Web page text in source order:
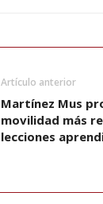
Artículo anterior
Martínez Mus
movilidad más
lecciones